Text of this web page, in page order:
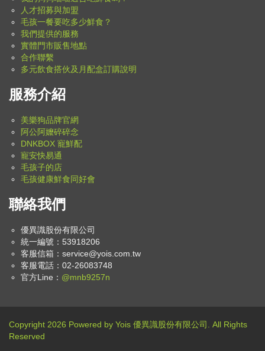
人才招募與加盟
毛孩一餐要吃多少鮮食？
我們提供的服務
實體門市販售地點
合作聯繫
多元飲食搭伙及月配盒訂購說明
服務介紹
美樂狗品牌官網
阿公阿嬤碎碎念
DNKBOX 寵鮮配
寵安快易通
毛孩子的店
毛孩健康鮮食同好會
聯絡我們
優異識股份有限公司
統一編號：53918206
客服信箱： service@yois.com.tw
客服電話：02-26083748
官方Line： @mnb9257n
Copyright 2026 Powered by Yois 優異識股份有限公司. All Rights
Reserved